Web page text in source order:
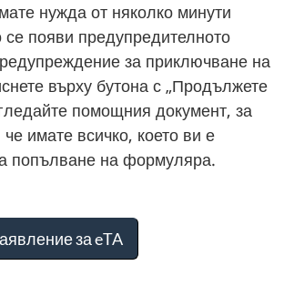
нужда от няколко минути
се появи предупредителното
за приключване на
върху бутона с „Продължете
помощния документ, за
имате всичко, което ви е
попълване на формуляра.
за eTA